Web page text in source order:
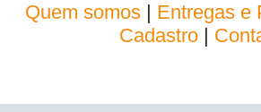
Quem somos Entregas e
Cadastro